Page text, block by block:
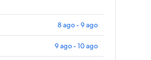
8 ago - 9 ago
9 ago - 10 ago